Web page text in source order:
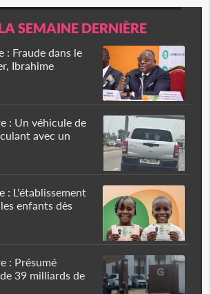
SEMAINE DERNIÈRE
: Fraude dans le
Ibrahime
: Un véhicule de
avec un
: L'établissement
enfants dès
: Présumé
39 milliards de